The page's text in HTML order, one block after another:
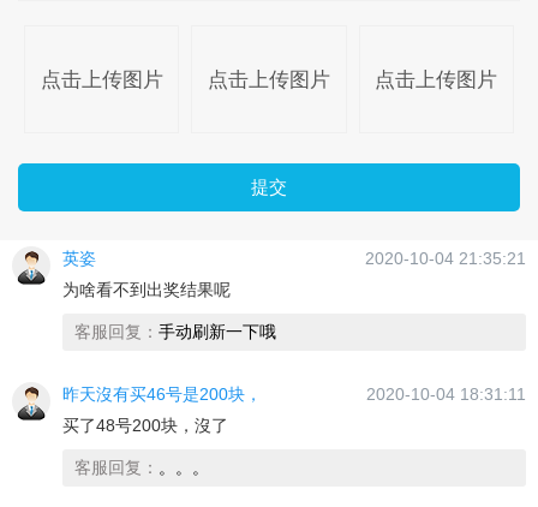
点击上传图片 点击上传图片 点击上传图片
提交
英姿
2020-10-04 21:35:21
为啥看不到出奖结果呢
客服回复： 手动刷新一下哦
昨天沒有买46号是200块，
2020-10-04 18:31:11
买了48号200块，沒了
客服回复： 。。。